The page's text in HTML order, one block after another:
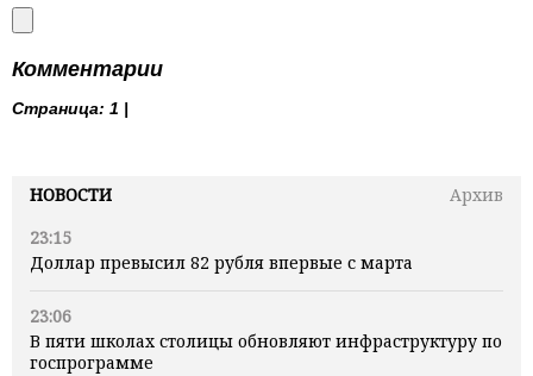
НОВОСТИ
Архив
23:15
Доллар превысил 82 рубля впервые с марта
23:06
В пяти школах столицы обновляют инфраструктуру по
госпрограмме
Комментарии
Страница: 1 |